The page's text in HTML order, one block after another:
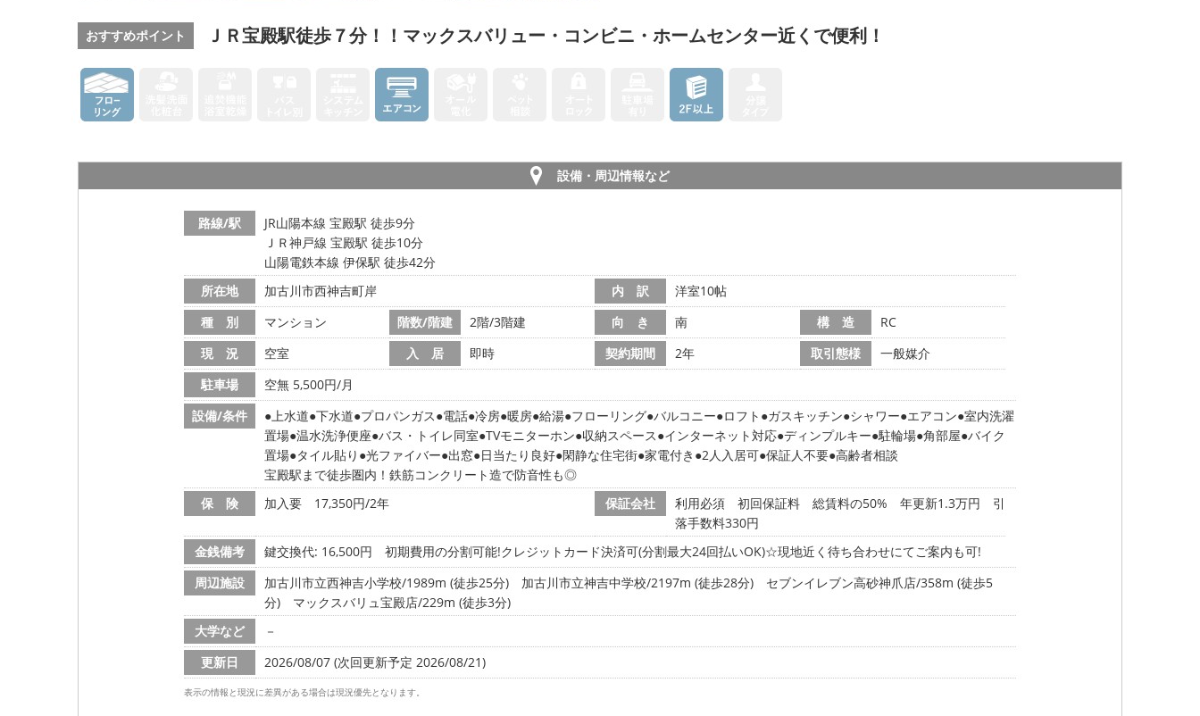
おすすめポイント ＪＲ宝殿駅徒歩７分！！マックスバリュー・コンビニ・ホームセンター近くで便利！
設備・周辺情報など
路線/駅
JR山陽本線 宝殿駅 徒歩9分
ＪＲ神戸線 宝殿駅 徒歩10分
山陽電鉄本線 伊保駅 徒歩42分
所在地
加古川市西神吉町岸 内 訳
洋室10帖
種 別
マンション 階数/階建 2階/3階建 向 き 南 構 造
RC
現 況
空室 入 居 即時 契約期間 2年 取引態様
一般媒介
駐車場
空無 5,500円/月
設備/条件
上水道 下水道 プロパンガス 電話 冷房 暖房 給湯 フローリング バルコニー ロフト ガスキッチン シャワー エアコン 室内洗濯
置場 温水洗浄便座 バス・トイレ同室 TVモニターホン 収納スペース インターネット対応 ディンプルキー 駐輪場 角部屋 バイク
置場 タイル貼り 光ファイバー 出窓 日当たり良好 閑静な住宅街 家電付き 2人入居可 保証人不要 高齢者相談
宝殿駅まで徒歩圏内！鉄筋コンクリート造で防音性も◎
保 険
加入要 17,350円/2年 保証会社
利用必須 初回保証料 総賃料の50% 年更新1.3万円 引
落手数料330円
金銭備考
鍵交換代: 16,500円
初期費用の分割可能!クレジットカード決済可(分割最大24回払いOK)☆現地近く待ち合わせにてご案内も可!
周辺施設
加古川市立西神吉小学校/1989m (徒歩25分) 加古川市立神吉中学校/2197m (徒歩28分)
セブンイレブン高砂神爪店/358m (徒歩5
分)
マックスバリュ宝殿店/229m (徒歩3分)
大学など
－
更新日
2026/08/07 (次回更新予定 2026/08/21)
表示の情報と現況に差異がある場合は現況優先となります。